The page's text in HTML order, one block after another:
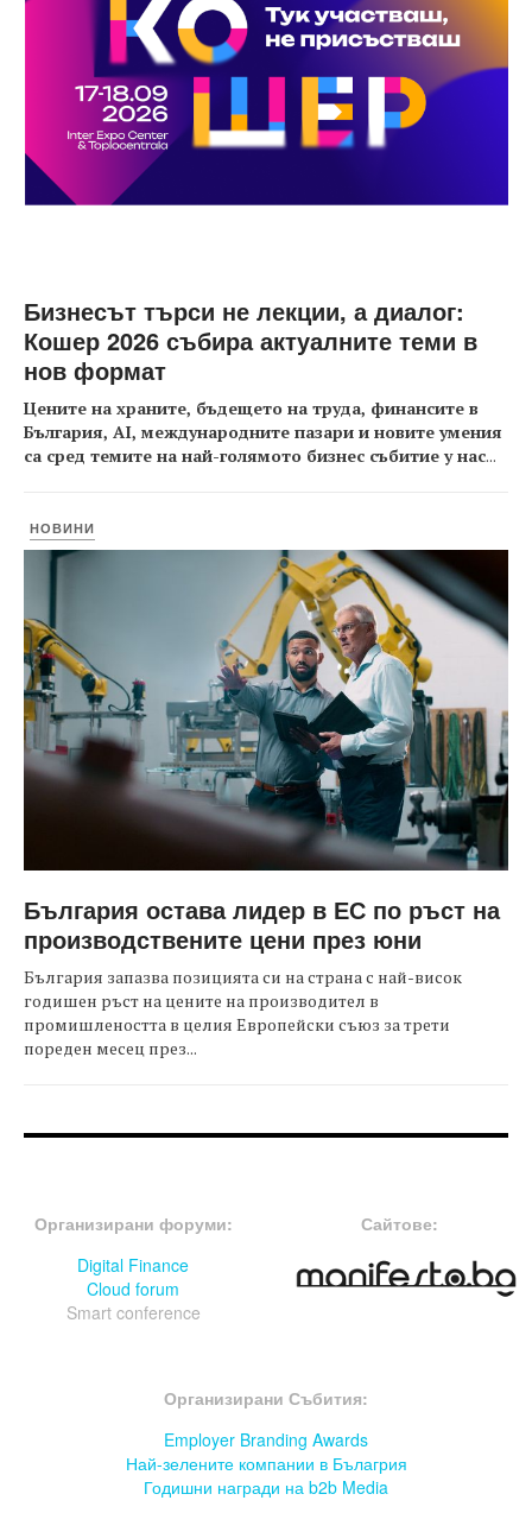
Бизнесът търси не лекции, а диалог:
Кошер 2026 събира актуалните теми в
нов формат
Цените на храните, бъдещето на труда, финансите в
България, AI, международните пазари и новите умения
са сред темите на най-голямото бизнес събитие у нас...
НОВИНИ
България остава лидер в ЕС по ръст на
производствените цени през юни
България запазва позицията си на страна с най-висок
годишен ръст на цените на производител в
промишлеността в целия Европейски съюз за трети
пореден месец през...
Организирани форуми:
Digital Finance
Cloud forum
Smart conference
Сайтове:
Организирани Събития:
Employer Branding Awards
Най-зелените компании в Бълагрия
Годишни награди на b2b Media